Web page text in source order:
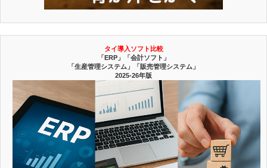
タイ導入ソフト比較
「ERP」「会計ソフト」
「生産管理システム」「販売管理システム」
2025-26年版